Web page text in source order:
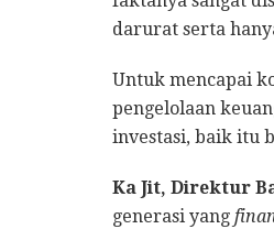
darurat serta
Untuk mencapai
pengelolaan
investasi, baik itu
Ka Jit, Direktur
generasi yang